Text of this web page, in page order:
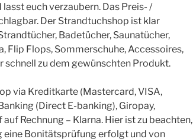
euch verzaubern. Das Preis- /
Der Strandtuchshop ist klar
Badetücher, Saunatücher,
Flip Flops, Sommerschuhe, Accessoires,
schnell zu dem gewünschten Produkt.
via Kreditkarte (Mastercard, VISA,
(Direct E-banking), Giropay,
Rechnung – Klarna. Hier ist zu beachten,
eine Bonitätsprüfung erfolgt und von